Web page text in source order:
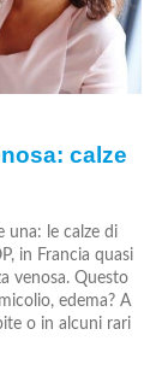
calze
una: le calze di
in Francia quasi
venosa. Questo
edema? A
o in alcuni rari